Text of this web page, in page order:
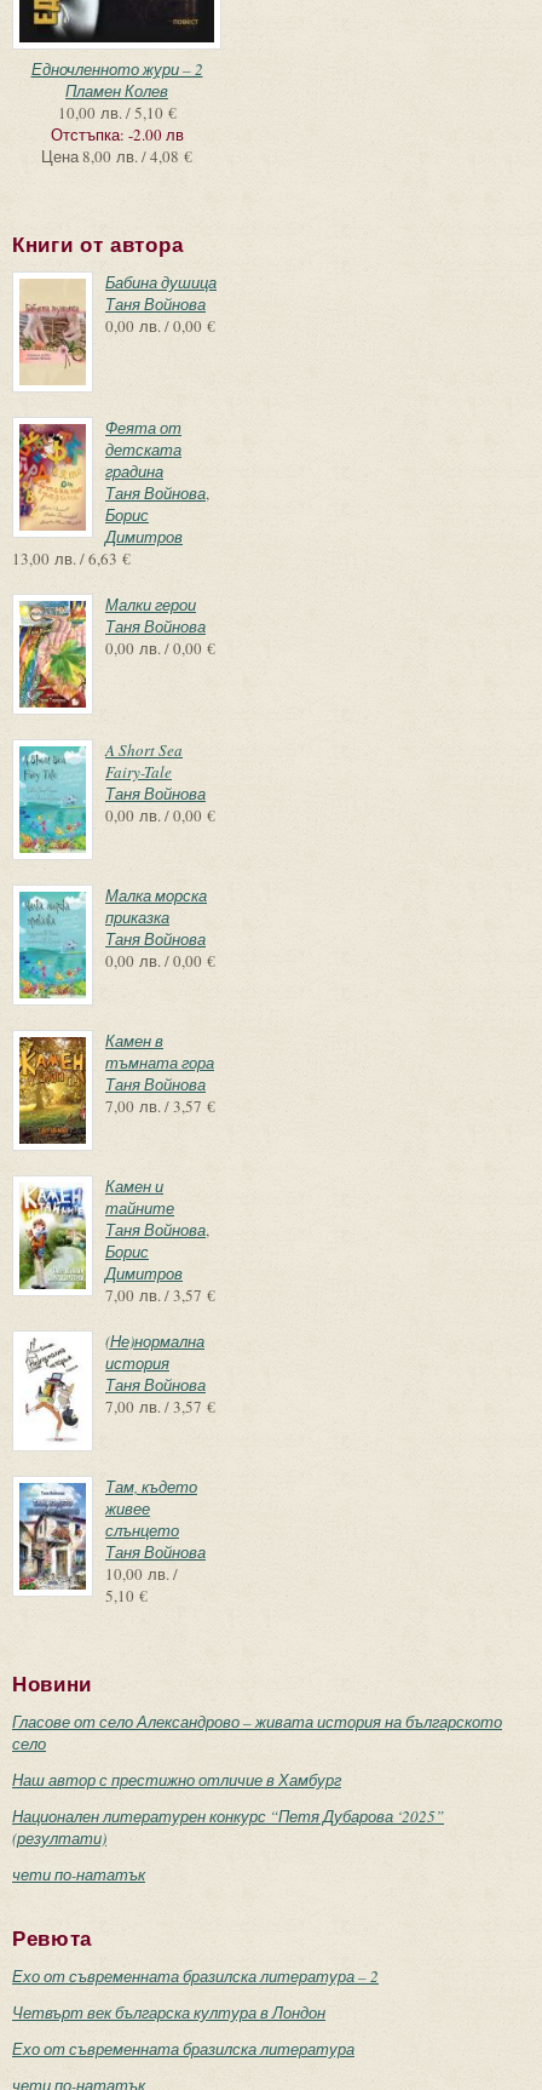
Едночленното жури – 2
Пламен Колев
10,00 лв. / 5,10 €
Отстъпка: -2.00 лв
Цена8,00 лв. / 4,08 €
Книги от автора
Бабина душица
Таня Войнова
0,00 лв. / 0,00 €
Феята от
детската
градина
Таня Войнова,
Борис
Димитров
13,00 лв. / 6,63 €
Малки герои
Таня Войнова
0,00 лв. / 0,00 €
A Short Sea
Fairy-Tale
Таня Войнова
0,00 лв. / 0,00 €
Малка морска
приказка
Таня Войнова
0,00 лв. / 0,00 €
Камен в
тъмната гора
Таня Войнова
7,00 лв. / 3,57 €
Камен и
тайните
Таня Войнова,
Борис
Димитров
7,00 лв. / 3,57 €
(Не)нормална
история
Таня Войнова
7,00 лв. / 3,57 €
Там, където
живее
слънцето
Таня Войнова
10,00 лв. /
5,10 €
Новини
Гласове от село Александрово – живата история на българското
село
Наш автор с престижно отличие в Хамбург
Национален литературен конкурс “Петя Дубарова ‘2025”
(резултати)
чети по-нататък
Ревюта
Ехо от съвременната бразилска литература – 2
Четвърт век българска култура в Лондон
Ехо от съвременната бразилска литература
чети по-нататък